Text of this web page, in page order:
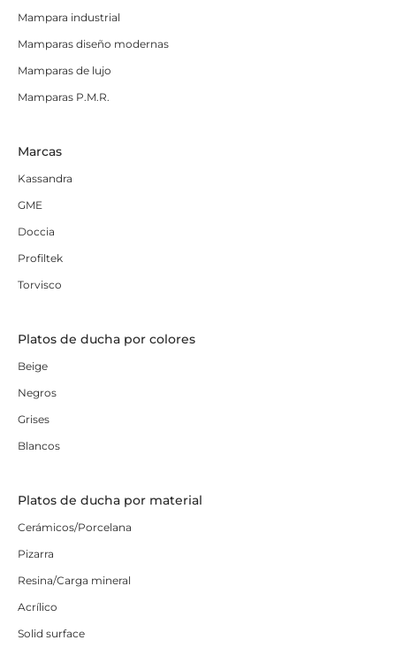
Mampara industrial
Mamparas diseño modernas
Mamparas de lujo
Mamparas P.M.R.
Marcas
Kassandra
GME
Doccia
Profiltek
Torvisco
Platos de ducha por colores
Beige
Negros
Grises
Blancos
Platos de ducha por material
Cerámicos/Porcelana
Pizarra
Resina/Carga mineral
Acrílico
Solid surface